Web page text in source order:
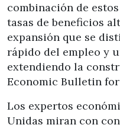
combinación de
tasas de beneficios
expansión que se
rápido del empleo y
extendiendo la
Economic Bulletin
Los expertos
Unidas miran con